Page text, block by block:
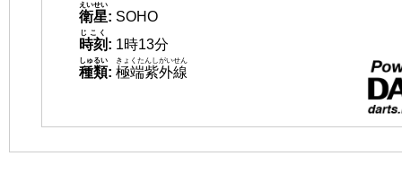
衛星
えいせい
: SOHO
時刻
じこく
: 1時13分
種類
しゅるい
: 極端紫外線
きょくたんしがいせん